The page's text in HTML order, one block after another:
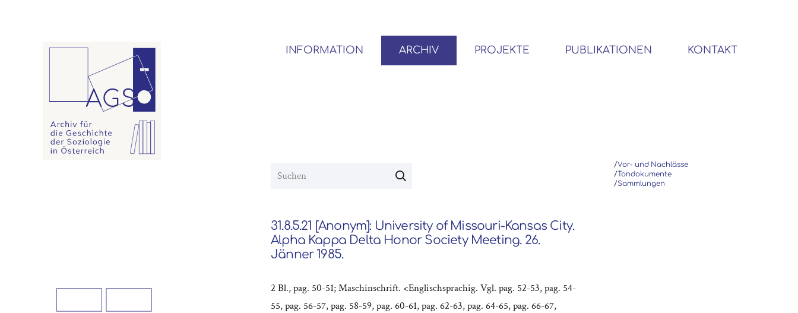
INFORMATION ARCHIV PROJEKTE PUBLIKATIONEN KONTAKT
/Vor- und Nachlässe
/Tondokumente
/Sammlungen
31.8.5.21 [Anonym]: University of Missouri-Kansas City.
Alpha Kappa Delta Honor Society Meeting. 26.
Jänner 1985.
2 Bl., pag. 50-51; Maschinschrift. <Englischsprachig. Vgl. pag. 52-53, pag. 54-
55, pag. 56-57, pag. 58-59, pag. 60-61, pag. 62-63, pag. 64-65, pag. 66-67,